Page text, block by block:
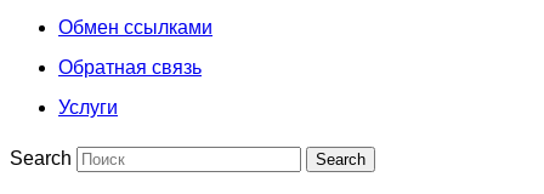
Обмен ссылками
Обратная связь
Услуги
Search